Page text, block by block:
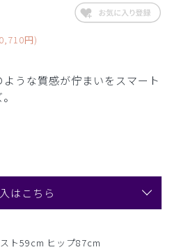
円)
ような質感が佇まいをスマート
はこちら
ト59cm ヒップ87cm